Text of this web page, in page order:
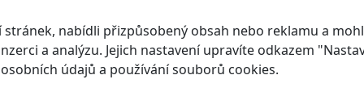
nabídli přizpůsobený obsah nebo reklamu a
a analýzu. Jejich nastavení upravíte odkazem
údajů a používání souborů cookies.